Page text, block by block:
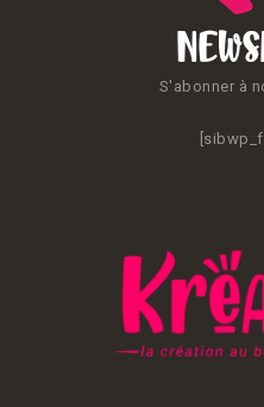
S'abonner à